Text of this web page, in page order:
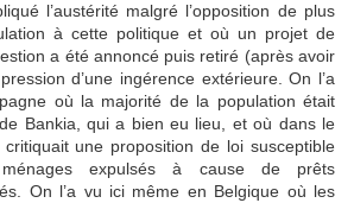
l’austérité malgré l’opposition de plus
à cette politique et où un projet de
a été annoncé puis retiré (après avoir
d’une ingérence extérieure. On l’a
où la majorité de la population était
Bankia, qui a bien eu lieu, et où dans le
une proposition de loi susceptible
expulsés à cause de prêts
On l’a vu ici même en Belgique où les